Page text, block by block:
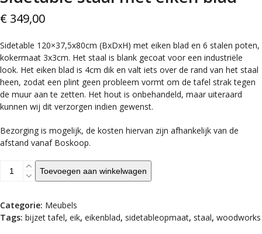
€ 349,00
Sidetable 120×37,5x80cm (BxDxH) met eiken blad en 6 stalen poten,
kokermaat 3x3cm. Het staal is blank gecoat voor een industriële
look. Het eiken blad is 4cm dik en valt iets over de rand van het staal
heen, zodat een plint geen probleem vormt om de tafel strak tegen
de muur aan te zetten. Het hout is onbehandeld, maar uiteraard
kunnen wij dit verzorgen indien gewenst.
Bezorging is mogelijk, de kosten hiervan zijn afhankelijk van de
afstand vanaf Boskoop.
Sidetable
eiken
blad
Toevoegen aan winkelwagen
Categorie: Meubels
Tags: bijzet tafel, eik, eikenblad, sidetableopmaat, staal, woodworks